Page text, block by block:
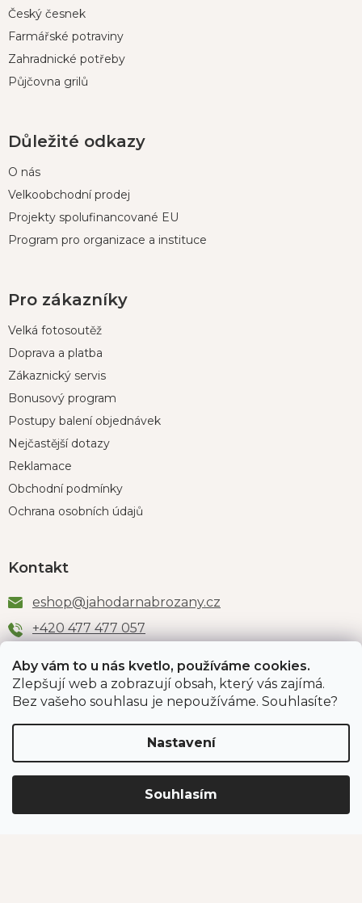
Aby vám to u nás kvetlo, používáme cookies.
Zlepšují web a zobrazují obsah, který vás zajímá.
Bez vašeho souhlasu je nepoužíváme. Souhlasíte?
Nastavení
Souhlasím
Český česnek
Farmářské potraviny
Zahradnické potřeby
Půjčovna grilů
Důležité odkazy
O nás
Velkoobchodní prodej
Projekty spolufinancované EU
Program pro organizace a instituce
Pro zákazníky
Velká fotosoutěž
Doprava a platba
Zákaznický servis
Bonusový program
Postupy balení objednávek
Nejčastější dotazy
Reklamace
Obchodní podmínky
Ochrana osobních údajů
Kontakt
eshop@jahodarnabrozany.cz
+420 477 477 057
Odběr newsletteru
PŘIHLÁSIT SE